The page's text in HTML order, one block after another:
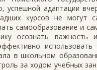
успешной адаптации
курсов не могут
самообразование и
осознать важность
в школьном
за ходом учебных